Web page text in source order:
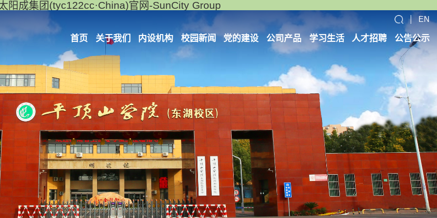
阳成集团(tyc122cc·China)官网-SunCity Group
EN
首页 关于我们 内设机构 校园新闻 党的建设 公司产品 学习生活 人才招聘 公告公示